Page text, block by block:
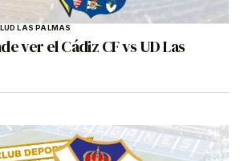
UD LAS PALMAS
ver el Cádiz CF vs UD Las